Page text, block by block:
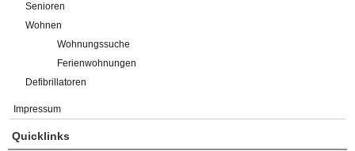
Senioren
Wohnen
Wohnungssuche
Ferienwohnungen
Defibrillatoren
Impressum
Quicklinks